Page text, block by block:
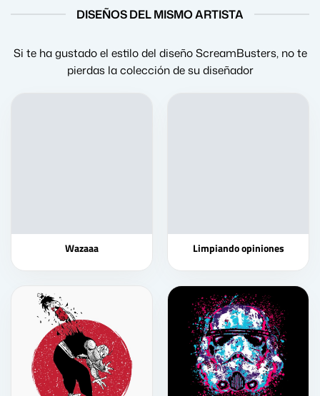
DISEÑOS DEL MISMO ARTISTA
Si te ha gustado el estilo del diseño ScreamBusters, no te
pierdas la colección de su diseñador
Wazaaa Limpiando opiniones